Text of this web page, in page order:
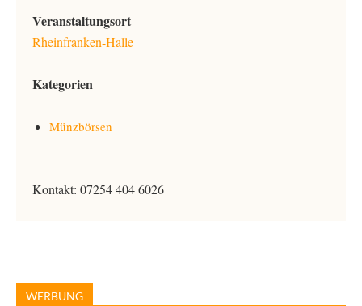
Veranstaltungsort
Rheinfranken-Halle
Kategorien
Münzbörsen
Kontakt: 07254 404 6026
WERBUNG